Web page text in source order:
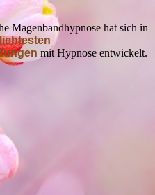
Magenbandhypnose hat sich in
mit Hypnose entwickelt.